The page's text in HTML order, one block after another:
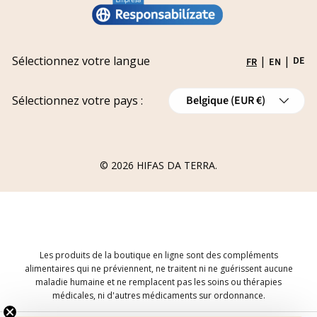
Travailler avec nous
Politique de confidentialité
Politique de remboursement
Annulations
Suivi de votre réclamation
Sélectionnez votre langue FR | EN | DE
Sélectionnez votre pays :
Pays
Belgique (EUR €)
© 2026 HIFAS DA TERRA.
Les produits de la boutique en ligne sont des compléments
alimentaires qui ne préviennent, ne traitent ni ne guérissent aucune
maladie humaine et ne remplacent pas les soins ou thérapies
médicales, ni d'autres médicaments sur ordonnance.